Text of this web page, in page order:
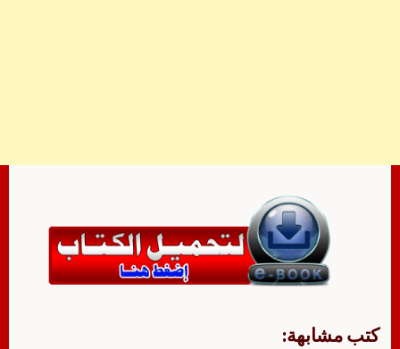
كتب مشابهة: